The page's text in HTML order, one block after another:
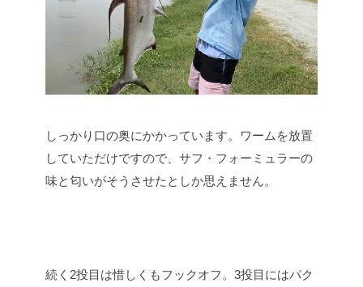
しっかり口の奥にかかっています。ワームを放置
していただけですので、サフ・フォーミュラーの
味と匂いがそうさせたとしか思えません。
続く2投目は惜しくもフックオフ。3投目にはパク